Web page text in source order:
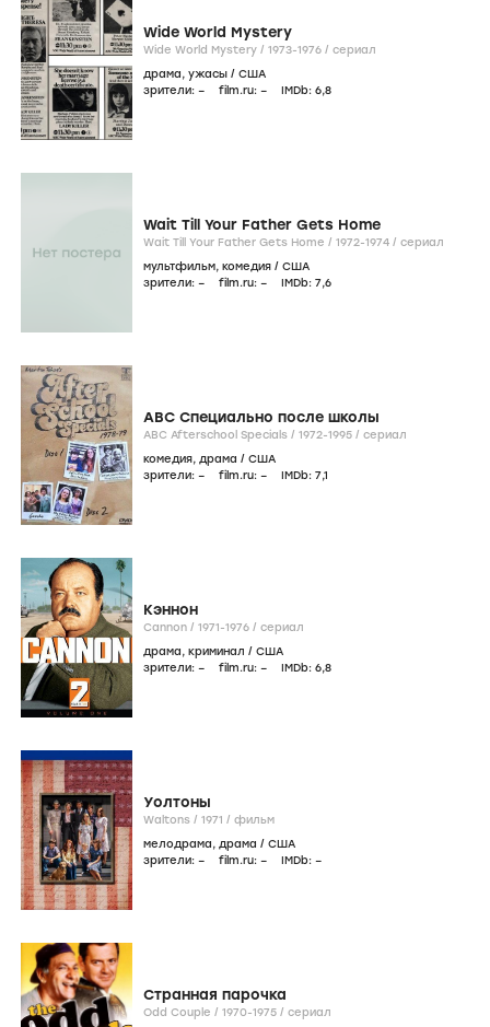
Wide World Mystery
Wide World Mystery / 1973-1976 / сериал
драма, ужасы / США
зрители: – film.ru: – IMDb: 6,8
Wait Till Your Father Gets Home
Wait Till Your Father Gets Home / 1972-1974 / сериал
мультфильм, комедия / США
зрители: – film.ru: – IMDb: 7,6
ABC Специально после школы
ABC Afterschool Specials / 1972-1995 / сериал
комедия, драма / США
зрители: – film.ru: – IMDb: 7,1
Кэннон
Cannon / 1971-1976 / сериал
драма, криминал / США
зрители: – film.ru: – IMDb: 6,8
Уолтоны
Waltons / 1971 / фильм
мелодрама, драма / США
зрители: – film.ru: – IMDb: –
Странная парочка
Odd Couple / 1970-1975 / сериал